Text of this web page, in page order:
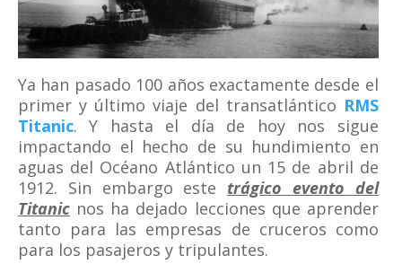
Ya han pasado 100 años exactamente desde el
primer y último viaje del transatlántico RMS
Titanic. Y hasta el día de hoy nos sigue
impactando el hecho de su hundimiento en
aguas del Océano Atlántico un 15 de abril de
1912. Sin embargo este trágico evento del
Titanic nos ha dejado lecciones que aprender
tanto para las empresas de cruceros como
para los pasajeros y tripulantes.